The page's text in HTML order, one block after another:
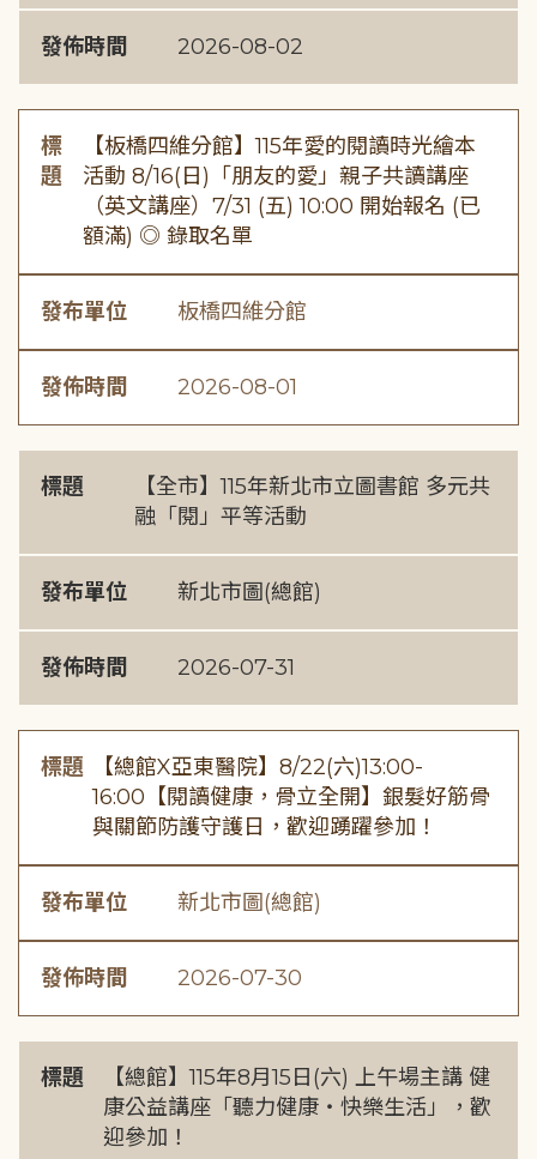
發佈時間 2026-08-02
標
題
【板橋四維分館】115年愛的閱讀時光繪本
活動 8/16(日)「朋友的愛」親子共讀講座
（英文講座）7/31 (五) 10:00 開始報名 (已
額滿) ◎ 錄取名單
發布單位 板橋四維分館
發佈時間 2026-08-01
標題
【全市】115年新北市立圖書館 多元共
融「閱」平等活動
發布單位 新北市圖(總館)
發佈時間 2026-07-31
標題
【總館X亞東醫院】8/22(六)13:00-
16:00【閱讀健康，骨立全開】銀髮好筋骨
與關節防護守護日，歡迎踴躍參加！
發布單位 新北市圖(總館)
發佈時間 2026-07-30
標題
【總館】115年8月15日(六) 上午場主講 健
康公益講座「聽力健康・快樂生活」，歡
迎參加！